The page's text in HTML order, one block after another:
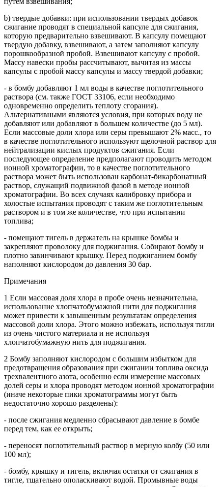
b) твердые добавки: при использовании твердых добавок
сжигание проводят в специальной капсуле для сжигания,
которую предварительно взвешивают. В капсулу помещают
твердую добавку, взвешивают, а затем заполняют капсулу
порошкообразной пробой. Взвешивают капсулу с пробой.
Массу навески пробы рассчитывают, вычитая из массы
капсулы с пробой массу капсулы и массу твердой добавки;
- в бомбу добавляют 1 мл воды в качестве поглотительного
раствора (см. также ГОСТ 33106, если необходимо
одновременно определить теплоту сгорания).
Альтернативными являются условия, при которых воду не
добавляют или добавляют в большем количестве (до 5 мл).
Если массовые доли хлора или серы превышают 2% масс., то
в качестве поглотительного используют щелочной раствор для
нейтрализации кислых продуктов сжигания. Если
последующее определение предполагают проводить методом
ионной хроматографии, то в качестве поглотительного
раствора может быть использован карбонат-бикарбонатный
раствор, служащий подвижной фазой в методе ионной
хроматографии. Во всех случаях калибровку прибора и
холостые испытания проводят с таким же поглотительным
раствором и в том же количестве, что при испытании
топлива;
- помещают тигель в держатель на крышке бомбы и
закрепляют проволоку для поджигания. Собирают бомбу и
плотно завинчивают крышку. Перед поджиганием бомбу
наполняют кислородом до давления 30 бар.
Примечания
1 Если массовая доля хлора в пробе очень незначительна,
использование хлопчатобумажной нити для поджигания
может привести к завышенным результатам определения
массовой доли хлора. Этого можно избежать, используя тигли
из очень чистого материала и не используя
хлопчатобумажную нить для поджигания.
2 Бомбу заполняют кислородом с большим избытком для
предотвращения образования при сжигании топлива оксида
трехвалентного азота, особенно если измерение массовых
долей серы и хлора проводят методом ионной хроматографии
(иначе некоторые пики хроматограммы могут быть
недостаточно хорошо разделены):
- после сжигания медленно сбрасывают давление в бомбе
перед тем, как ее открыть;
- переносят поглотительный раствор в мерную колбу (50 или
100 мл);
- бомбу, крышку и тигель, включая остатки от сжигания в
тигле, тщательно ополаскивают водой. Промывные воды